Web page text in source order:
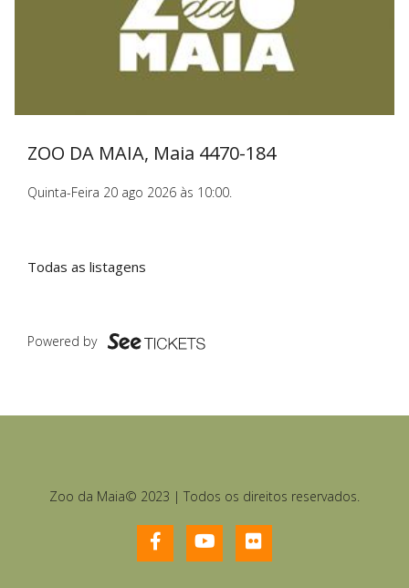
ZOO DA MAIA, Maia 4470-184
Quinta-Feira 20 ago 2026 às 10:00.
Todas as listagens
Powered by
Zoo da Maia© 2023 | Todos os direitos reservados.